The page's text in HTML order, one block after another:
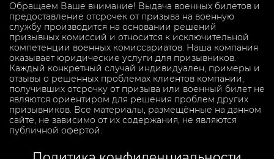
Обращаем Ваше внимание! Выдача военных билетов и
предоставление отсрочек от призыва на военную
службу производится на основании решений
призывных комиссий и относится к исключительной
компетенции военных комиссариатов. Наша компания
оказывает юридические услуги для призывников.
Каждый конкретный случай индивидуален, примеры и
отзывы о решенных проблемах клиентов компании,
получивших отсрочку от призыва или военный билет не
являются ориентиром для решения проблем других
призывников. Все материалы, размещённые на данном
сайте, не зависимо от их содержания, не являются
публичной офертой.